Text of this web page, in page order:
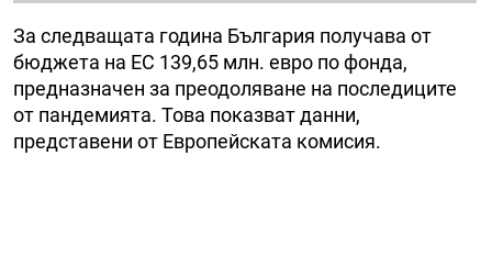
За следващата година България получава от
бюджета на ЕС 139,65 млн. евро по фонда,
предназначен за преодоляване на последиците
от пандемията. Това показват данни,
представени от Европейската комисия.